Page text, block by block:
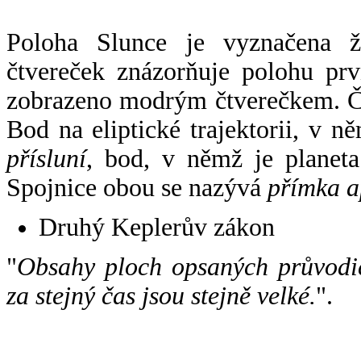
Poloha Slunce je vyznačena
čtvereček znázorňuje polohu
zobrazeno modrým čtverečkem.
Bod na eliptické trajektorii, v
přísluní, bod, v němž je
Spojnice obou se nazývá přímka
Druhý Keplerův zákon
"Obsahy ploch opsaných
za stejný čas jsou stejně velké.".